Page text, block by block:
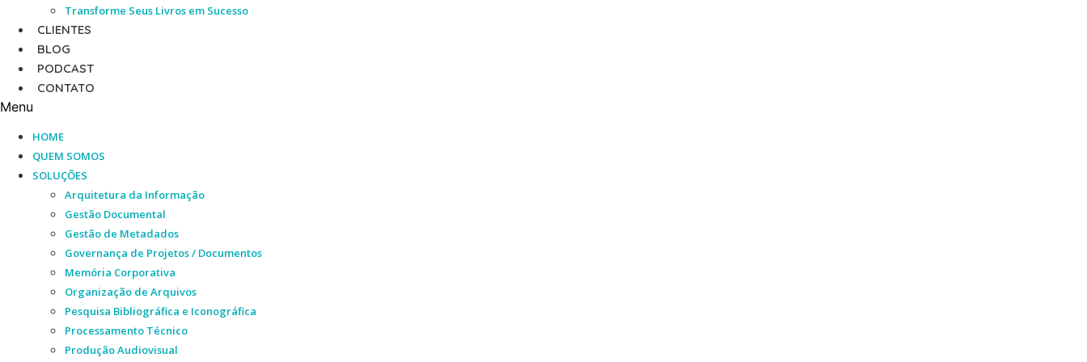
Transforme Seus Livros em Sucesso
CLIENTES
BLOG
PODCAST
CONTATO
Menu
HOME
QUEM SOMOS
SOLUÇÕES
Arquitetura da Informação
Gestão Documental
Gestão de Metadados
Governança de Projetos / Documentos
Memória Corporativa
Organização de Arquivos
Pesquisa Bibliográfica e Iconográfica
Processamento Técnico
Produção Audiovisual